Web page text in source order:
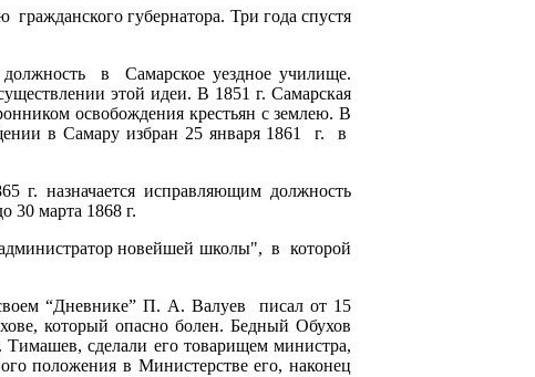
губернатора. Три года спустя
должность в Самарское уездное училище.
этой идеи. В 1851 г. Самарская
освобождения крестьян с землею. В
в Самару избран 25 января 1861 г. в
г. назначается исправляющим должность
30 марта 1868 г.
новейшей школы", в которой
“Дневнике” П. А. Валуев писал от 15
который опасно болен. Бедный Обухов
Тимашев, сделали его товарищем министра,
положения в Министерстве его, наконец